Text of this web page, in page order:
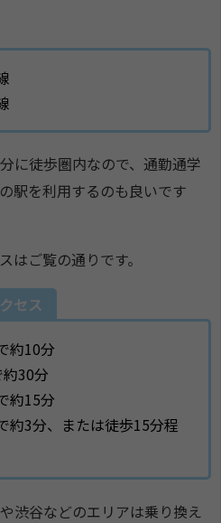
に徒歩圏内なので、通勤通学
駅を利用するのも良いです
はご覧の通りです。
セス
約10分
30分
約15分
約3分、または徒歩15分程
渋谷などのエリアは乗り換え